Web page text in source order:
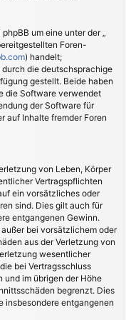
um eine unter der „
Foren-
) handelt;
die deutschsprachige
gestellt. Beide haben
die Software verwendet
der Software für
auf Inhalte fremder Foren
von Leben, Körper
Vertragspflichten
ein vorsätzliches oder
sind. Dies gilt auch für
entgangenen Gewinn.
bei vorsätzlichem oder
aus der Verletzung von
wesentlicher
bei Vertragsschluss
im übrigen der Höhe
begrenzt. Dies
insbesondere entgangenen